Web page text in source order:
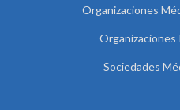
Organizaciones
Sociedades